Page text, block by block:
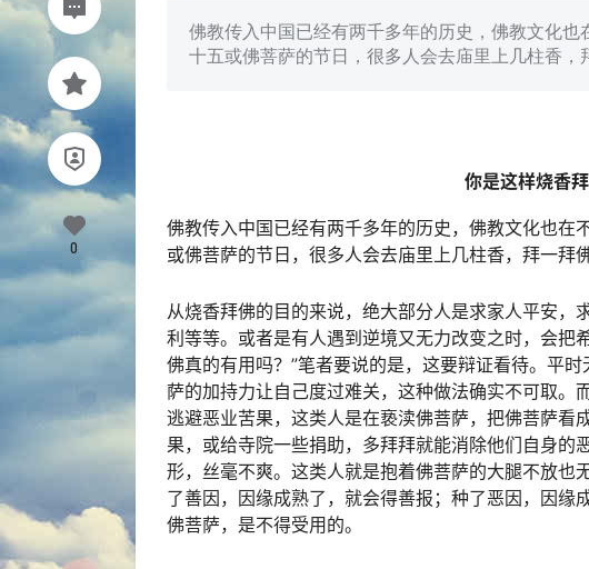
佛教传入中国已经有两千多年的历史，佛教文化也
十五或佛菩萨的节日，很多人会去庙里上几柱香，
你是这样烧香
佛教传入中国已经有两千多年的历史，佛教文化也在
或佛菩萨的节日，很多人会去庙里上几柱香，拜一拜
从烧香拜佛的目的来说，绝大部分人是求家人平安
利等等。或者是有人遇到逆境又无力改变之时，会把
佛真的有用吗？”笔者要说的是，这要辩证看待。平
萨的加持力让自己度过难关，这种做法确实不可取。
逃避恶业苦果，这类人是在亵渎佛菩萨，把佛菩萨看
果，或给寺院一些捐助，多拜拜就能消除他们自身
形，丝毫不爽。这类人就是抱着佛菩萨的大腿不放
了善因，因缘成熟了，就会得善报；种了恶因，因
佛菩萨，是不得受用的。
0